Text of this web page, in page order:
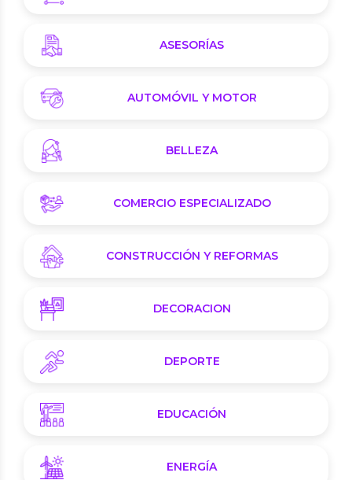
ASESORÍAS
AUTOMÓVIL Y MOTOR
BELLEZA
COMERCIO ESPECIALIZADO
CONSTRUCCIÓN Y REFORMAS
DECORACION
DEPORTE
EDUCACIÓN
ENERGÍA